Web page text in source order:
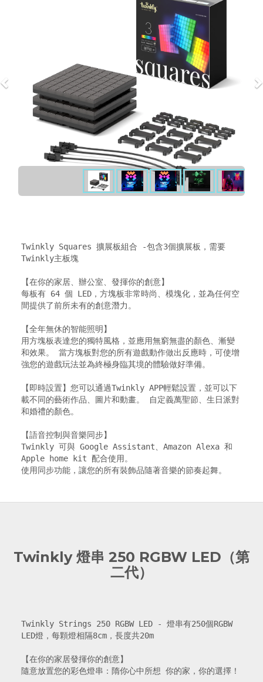
Twinkly Squares 擴展板組合 -包含3個擴展板，需要
Twinkly主板塊
【在你的家居、辦公室、發揮你的創意】
每板有 64 個 LED，方塊板非常時尚、模塊化，並為任何空
間提供了前所未有的創意潛力。
【全年無休的智能照明】
用方塊板表達您的獨特風格，並應用無窮無盡的顏色、漸變
和效果。 當方塊板對您的所有遊戲動作做出反應時，可使增
強您的遊戲玩法並為終極身臨其境的體驗做好準備。
【即時設置】您可以通過Twinkly APP輕鬆設置，並可以下
載不同的藝術作品、圖片和動畫。 自定義萬聖節、生日派對
和婚禮的顏色。
【語音控制與音樂同步】
Twinkly 可與 Google Assistant、Amazon Alexa 和
Apple home kit 配合使用。
使用同步功能，讓您的所有裝飾品隨著音樂的節奏起舞。
Twinkly 燈串 250 RGBW LED（第
二代）
Twinkly Strings 250 RGBW LED - 燈串有250個RGBW
LED燈，每顆燈相隔8cm，長度共20m
【在你的家居發揮你的創意】
隨意放置您的彩色燈串：隋你心中所想 你的家，你的選擇！